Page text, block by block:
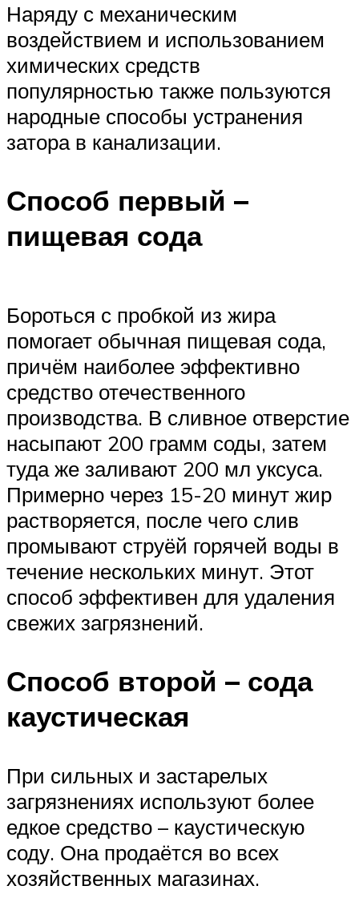
Наряду с механическим
воздействием и использованием
химических средств
популярностью также пользуются
народные способы устранения
затора в канализации.
Способ первый –
пищевая сода
Бороться с пробкой из жира
помогает обычная пищевая сода,
причём наиболее эффективно
средство отечественного
производства. В сливное отверстие
насыпают 200 грамм соды, затем
туда же заливают 200 мл уксуса.
Примерно через 15-20 минут жир
растворяется, после чего слив
промывают струёй горячей воды в
течение нескольких минут. Этот
способ эффективен для удаления
свежих загрязнений.
Способ второй – сода
каустическая
При сильных и застарелых
загрязнениях используют более
едкое средство – каустическую
соду. Она продаётся во всех
хозяйственных магазинах.